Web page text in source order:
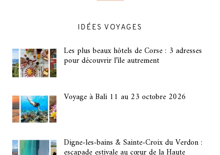
IDÉES VOYAGES
Les plus beaux hôtels de Corse : 3 adresses
pour découvrir l’île autrement
Voyage à Bali 11 au 23 octobre 2026
Digne-les-bains & Sainte-Croix du Verdon :